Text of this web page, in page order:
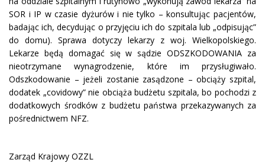
SOR i IP w czasie dyżurów i nie tylko – konsultując pacjentów,
badając ich, decydując o przyjęciu ich do szpitala lub „odpisując”
do domu). Sprawa dotyczy lekarzy z woj. Wielkopolskiego.
Lekarze będą domagać się w sądzie ODSZKODOWANIA za
nieotrzymane wynagrodzenie, które im przysługiwało.
Odszkodowanie – jeżeli zostanie zasądzone – obciąży szpital,
dodatek „covidowy” nie obciąża budżetu szpitala, bo pochodzi z
dodatkowych środków z budżetu państwa przekazywanych za
pośrednictwem NFZ.
Zarząd Krajowy OZZL